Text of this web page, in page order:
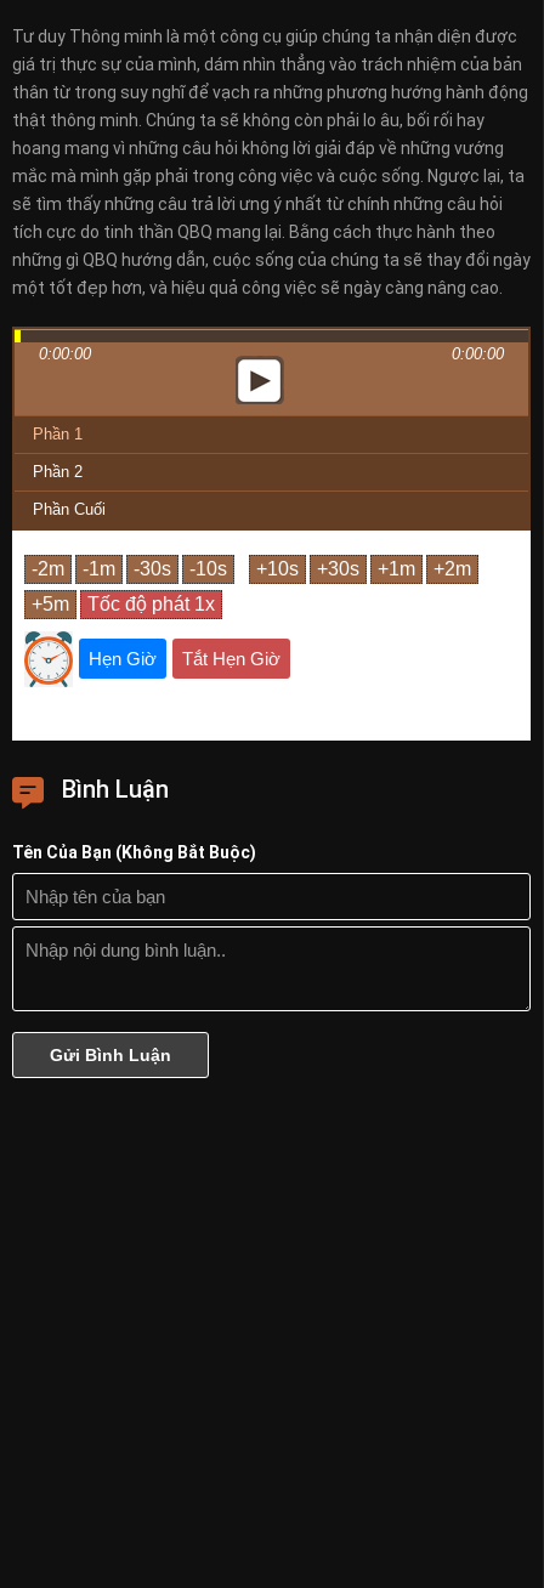
Tư duy Thông minh là một công cụ giúp chúng ta nhận diện được
giá trị thực sự của mình, dám nhìn thẳng vào trách nhiệm của bản
thân từ trong suy nghĩ để vạch ra những phương hướng hành động
thật thông minh. Chúng ta sẽ không còn phải lo âu, bối rối hay
hoang mang vì những câu hỏi không lời giải đáp về những vướng
mắc mà mình gặp phải trong công việc và cuộc sống. Ngược lại, ta
sẽ tìm thấy những câu trả lời ưng ý nhất từ chính những câu hỏi
tích cực do tinh thần QBQ mang lại. Bằng cách thực hành theo
những gì QBQ hướng dẫn, cuộc sống của chúng ta sẽ thay đổi ngày
một tốt đẹp hơn, và hiệu quả công việc sẽ ngày càng nâng cao.
0:00:00 0:00:00
Phần 1
Phần 2
Phần Cuối
Hẹn Giờ Tắt Hẹn Giờ
Bình Luận
Tên Của Bạn (Không Bắt Buộc)